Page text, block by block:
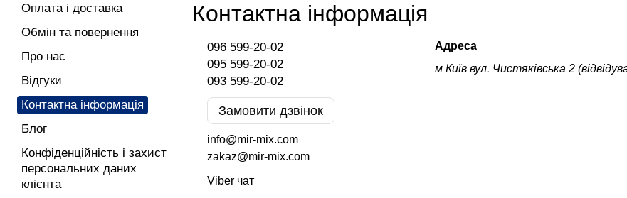
Контактна інформація
096 599-20-02
095 599-20-02
093 599-20-02
Замовити дзвінок
info@mir-mix.com
zakaz@mir-mix.com
Viber чат
Адреса
м Київ вул. Чистяківська 2
Оплата і доставка
Обмін та повернення
Про нас
Відгуки
Контактна інформація
Блог
Конфіденційність і захист
персональних даних
клієнта